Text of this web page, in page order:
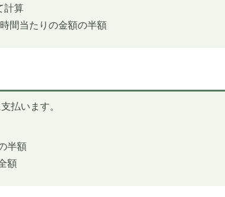
計算
間当たりの金額の半額
払います。
半額
額